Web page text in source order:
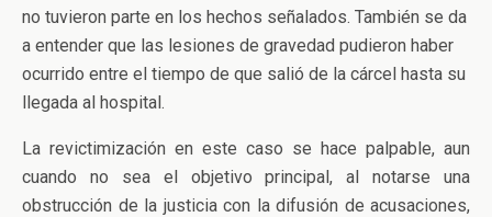
no tuvieron parte en los hechos señalados. También se da
a entender que las lesiones de gravedad pudieron haber
ocurrido entre el tiempo de que salió de la cárcel hasta su
llegada al hospital.
La revictimización en este caso se hace palpable, aun
cuando no sea el objetivo principal, al notarse una
obstrucción de la justicia con la difusión de acusaciones,